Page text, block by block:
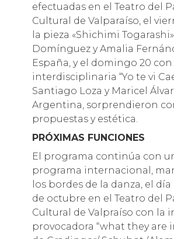
efectuadas en el Teatro del
Cultural de Valparaíso, el
la pieza «Shichimi
Domínguez y Amalia
España, y el domingo 20 con
interdisciplinaria “Yo te vi
Santiago Loza y Maricel
Argentina, sorprendieron
propuestas y estética.
PRÓXIMAS FUNCIONES
El programa continúa con
programa internacional,
los bordes de la danza, el
de octubre en el Teatro del
Cultural de Valpraíso con la
provocadora “what they are